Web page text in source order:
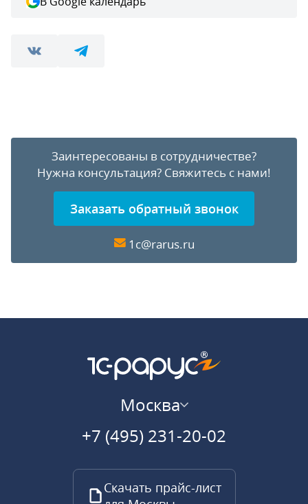
Заинтересованы в сотрудничестве?
Нужна консультация? Свяжитесь с нами!
Заказать обратный звонок
1c@rarus.ru
Москва
+7 (495) 231-20-02
Скачать прайс-лист